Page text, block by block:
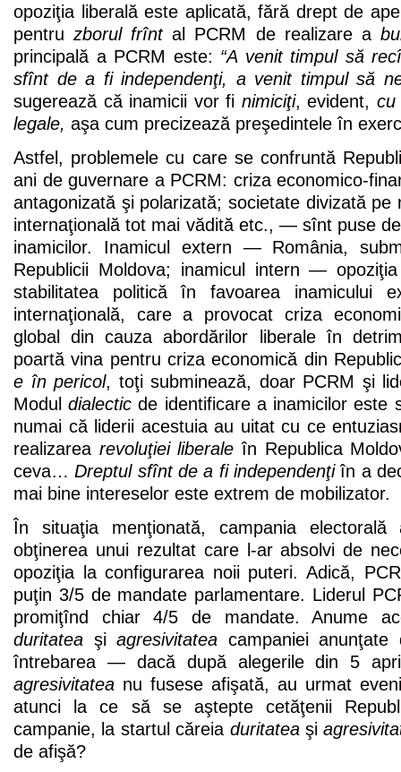
opoziţia liberală este aplicată, fără drept de
pentruzborul frîntal PCRM de realizare a
principală a PCRM este: “A venit timpul să
sfînt de a fi independenţi, a venit timpul să
sugerează că inamicii vor fi nimiciţi, evident, cu
legale, aşa cum precizează preşedintele în
Astfel, problemele cu care se confruntă
ani de guvernare a PCRM: criza economico-
antagonizată şi polarizată; societate divizată pe
internaţională tot mai vădită etc., — sînt puse
inamicilor. Inamicul extern — România,
Republicii Moldova; inamicul intern —
stabilitatea politică în favoarea inamicului
internaţională, care a provocat criza
global din cauza abordărilor liberale în
poartă vina pentru criza economică din
e în pericol, toţi subminează, doar PCRM şi
Moduldialectic de identificare a inamicilor este
numai că liderii acestuia au uitat cu ce
realizarea revoluţiei liberale în Republica
ceva…Dreptul sfînt de a fi independenţiîn a
mai bine intereselor este extrem de mobilizator.
În situaţia menţionată, campania
obţinerea unui rezultat care l-ar absolvi de
opoziţia la configurarea noii puteri. Adică,
puţin 3/5 de mandate parlamentare. Liderul
promiţînd chiar 4/5 de mandate. Anume
duritatea şi agresivitatea campaniei
întrebarea — dacă după alegerile din 5
agresivitatea nu fusese afişată, au urmat
atunci la ce să se aştepte cetăţenii
campanie, la startul căreia duritateaşi
de afişă?